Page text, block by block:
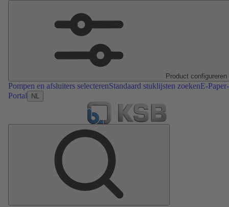
Product configureren
Pompen en afsluiters selecterenStandaard stuklijsten zoekenE-Paper-
Portal
NL